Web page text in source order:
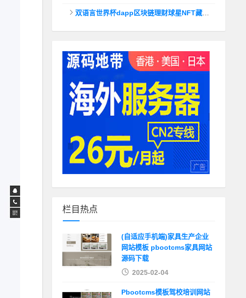
双语言世界杯dapp区块链理财球星NFT藏品投资带uinapp源码
栏目热点
(自适应手机端)家具生产企业
网站模板 pbootcms家具网站
源码下载
2025-02-04
Pbootcms模板驾校培训网站